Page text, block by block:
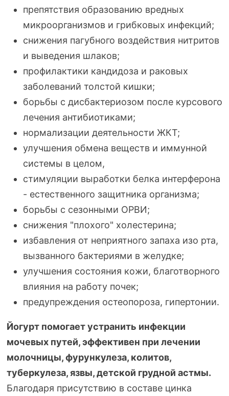
препятствия образованию вредных
микроорганизмов и грибковых инфекций;
снижения пагубного воздействия нитритов
и выведения шлаков;
профилактики кандидоза и раковых
заболеваний толстой кишки;
борьбы с дисбактериозом после курсового
лечения антибиотиками;
нормализации деятельности ЖКТ;
улучшения обмена веществ и иммунной
системы в целом,
стимуляции выработки белка интерферона
- естественного защитника организма;
борьбы с сезонными ОРВИ;
снижения "плохого" холестерина;
избавления от неприятного запаха изо рта,
вызванного бактериями в желудке;
улучшения состояния кожи, благотворного
влияния на работу почек;
предупреждения остеопороза, гипертонии.
Йогурт помогает устранить инфекции
мочевых путей, эффективен при лечении
молочницы, фурункулеза, колитов,
туберкулеза, язвы, детской грудной астмы.
Благодаря присутствию в составе цинка